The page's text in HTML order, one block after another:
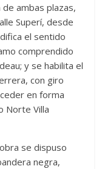
ambas plazas,
Superí, desde
el sentido
comprendido
y se habilita el
con giro
en forma
Norte Villa
se dispuso
negra,